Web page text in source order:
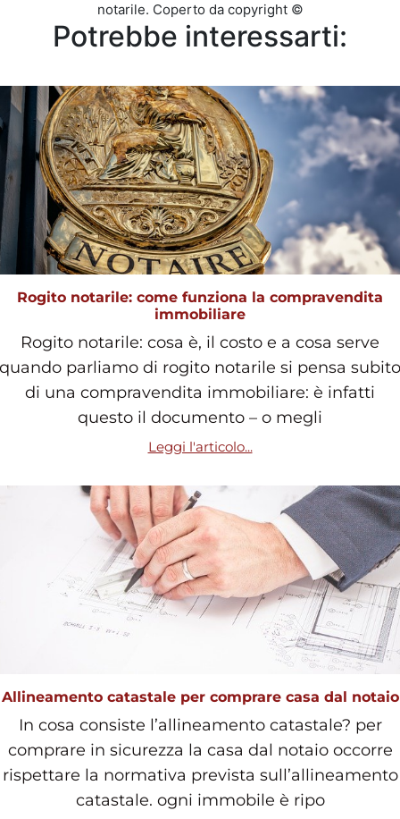
notarile. Coperto da copyright ©
Potrebbe interessarti:
Rogito notarile: come funziona la compravendita
immobiliare
Rogito notarile: cosa è, il costo e a cosa serve
quando parliamo di rogito notarile si pensa subito
di una compravendita immobiliare: è infatti
questo il documento – o megli
Leggi l'articolo...
Allineamento catastale per comprare casa dal notaio
In cosa consiste l’allineamento catastale? per
comprare in sicurezza la casa dal notaio occorre
rispettare la normativa prevista sull’allineamento
catastale. ogni immobile è ripo